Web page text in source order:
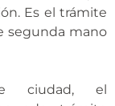
Es el trámite
segunda mano
ciudad, el